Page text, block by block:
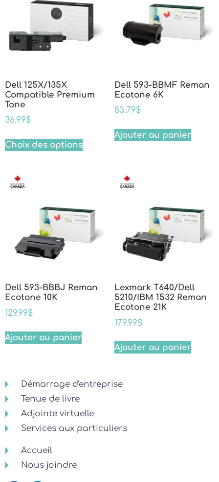
Dell 125X/135X
Compatible Premium
Tone
36.99$
Choix des options
Dell 593-BBMF Reman
Ecotone 6K
83.79$
Ajouter au panier
Dell 593-BBBJ Reman
Ecotone 10K
129.99$
Ajouter au panier
Lexmark T640/Dell
5210/IBM 1532 Reman
Ecotone 21K
179.99$
Ajouter au panier
Démarrage d'entreprise
Tenue de livre
Adjointe virtuelle
Services aux particuliers
Accueil
Nous joindre